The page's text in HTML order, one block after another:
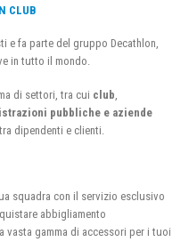
CLUB
e fa parte del gruppo Decathlon,
in tutto il mondo.
di settori, tra cui club
pubbliche e aziende
dipendenti e clienti.
squadra con il servizio esclusivo
abbigliamento
gamma di accessori per i tuoi